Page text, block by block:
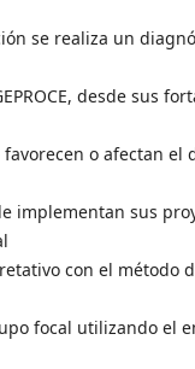
se realiza un
desde sus
o afectan el
implementan sus
con el método
focal utilizando el